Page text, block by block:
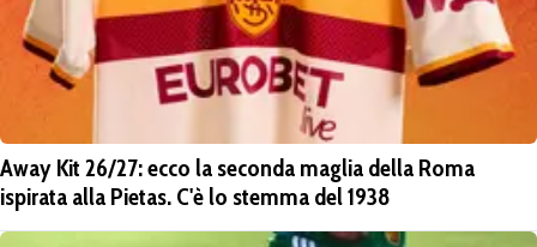
Away Kit 26/27: ecco la seconda maglia della Roma
ispirata alla Pietas. C'è lo stemma del 1938